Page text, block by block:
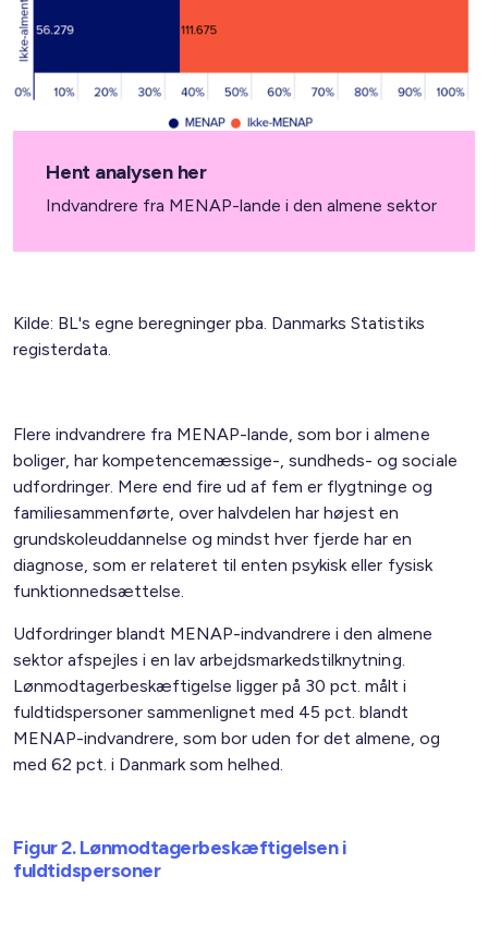
Hent analysen her
Indvandrere fra MENAP-lande i den almene sektor
Kilde: BL's egne beregninger pba. Danmarks Statistiks
registerdata.
Flere indvandrere fra MENAP-lande, som bor i almene
boliger, har kompetencemæssige-, sundheds- og sociale
udfordringer. Mere end fire ud af fem er flygtninge og
familiesammenførte, over halvdelen har højest en
grundskoleuddannelse og mindst hver fjerde har en
diagnose, som er relateret til enten psykisk eller fysisk
funktionnedsættelse.
Udfordringer blandt MENAP-indvandrere i den almene
sektor afspejles i en lav arbejdsmarkedstilknytning.
Lønmodtagerbeskæftigelse ligger på 30 pct. målt i
fuldtidspersoner sammenlignet med 45 pct. blandt
MENAP-indvandrere, som bor uden for det almene, og
med 62 pct. i Danmark som helhed.
Figur 2. Lønmodtagerbeskæftigelsen i
fuldtidspersoner